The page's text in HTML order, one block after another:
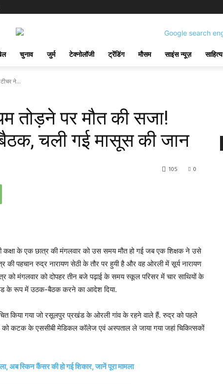
चुनाव जुर्म टेक्नोलॉजी ट्रेंडिंग मौसम साइंस न्यूज़ साहित्य
ने...
तोड़ने पर मौत की सजा!
चली गई मासूस की जान
0
105
के एक छात्र की मंगलवार को उस समय मौत हो गई जब एक शिक्षक ने उसे
पहचान रुद्र नारायण सेठी के तौर पर हुयी है और वह ओरली में सूर्य नारायण
को मंगलवार को दोपहर तीन बजे पढ़ाई के समय स्कूल परिसर में चार साथियों के
के रूप में उठक-बैठक करने का आदेश दिया.
किया गया जो रसूलपुर प्रखंड के ओरली गांव के रहने वाले हैं. रुद्र को पहले
को कटक के एससीबी मेडिकल कॉलेज एवं अस्पताल ले जाया गया जहां चिकित्सकों
अब स्किन कैंसर की हो गई शिकार, जानें पूरा मामला